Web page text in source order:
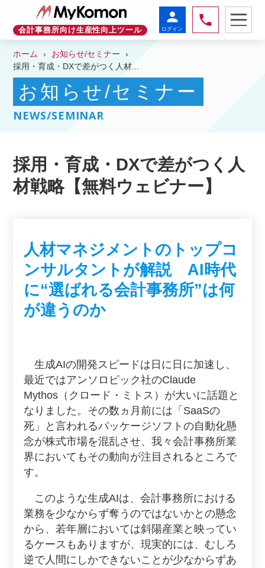
会計事務所向け生産性向上ツール
person
ログイン
phone
ホーム
お知らせ/セミナー
採用・育成・DXで差がつく人材...
お知らせ/セミナー
NEWS/SEMINAR
採用・育成・DXで差がつく人
材戦略【無料ウェビナー】
人材マネジメントのトップコ
ンサルタントが解説
AI時代
に“選ばれる会計事務所”は何
が違うのか
生成AIの開発スピードは日に日に加速し、
最近ではアンソロピック社のClaude
Mythos（クロード・ミトス）が大いに話題と
なりました。その数ヵ月前には「SaaSの
死」と言われるパッケージソフトの自動化懸
念が株式市場を混乱させ、我々会計事務所業
界においてもその動向が注目されるところで
す。
このような生成AIは、会計事務所における
業務を少なからず奪うのではないかとの懸念
から、若年層においては斜陽産業と映ってい
るケースもありますが、現実的には、むしろ
逆で人間にしかできないことが少なからずあ